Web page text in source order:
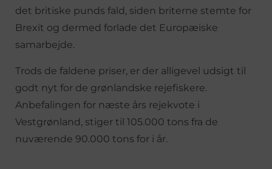
det britiske punds fald, siden briterne stemte for
Brexit og dermed forlade det Europæiske
samarbejde.
Trods de faldene priser, er der alligevel udsigt til
godt nyt for de grønlandske rejefiskere.
Anbefalingen for næste års rejekvote i
Vestgrønland, stiger til 105.000 tons fra de
nuværende 90.000 tons for i år.